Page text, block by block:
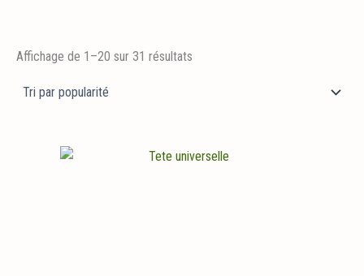
Affichage de 1–20 sur 31 résultats